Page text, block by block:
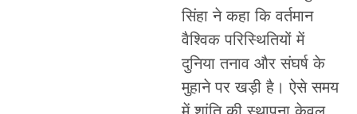
सिंहा ने कहा कि वर्तमान
वैश्विक परिस्थितियों में
दुनिया तनाव और संघर्ष के
मुहाने पर खड़ी है। ऐसे समय